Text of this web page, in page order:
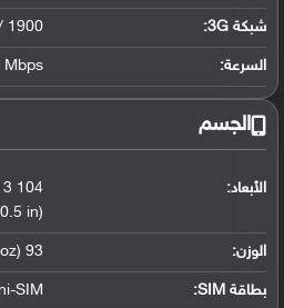
شبكة 3G :
1900
السرعة: Mbps
الجسم
الأبعاد:
in)
الوزن: 93 g (3.28 oz)
بطاقة SIM: SIM